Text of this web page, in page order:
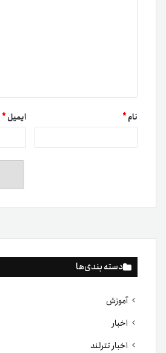
دسته بندی‌ها
آموزش
اخبار
اخبار تترلند
نام* ایمیل*